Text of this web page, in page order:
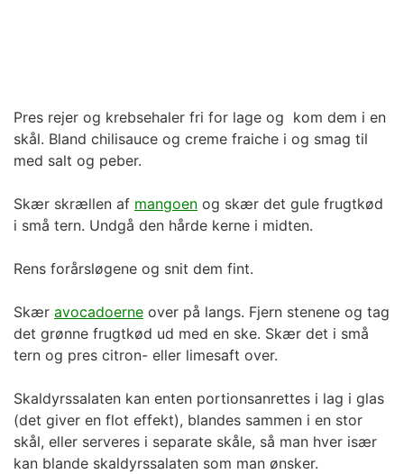
Pres rejer og krebsehaler fri for lage og kom dem i en
skål. Bland chilisauce og creme fraiche i og smag til
med salt og peber.
Skær skrællen af mangoen og skær det gule frugtkød
i små tern. Undgå den hårde kerne i midten.
Rens forårsløgene og snit dem fint.
Skær avocadoerne over på langs. Fjern stenene og tag
det grønne frugtkød ud med en ske. Skær det i små
tern og pres citron- eller limesaft over.
Skaldyrssalaten kan enten portionsanrettes i lag i glas
(det giver en flot effekt), blandes sammen i en stor
skål, eller serveres i separate skåle, så man hver især
kan blande skaldyrssalaten som man ønsker.